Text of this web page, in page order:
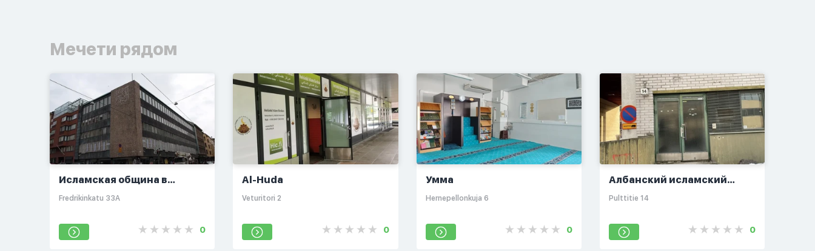
Мечети рядом
Исламская община в
Финляндии
Fredrikinkatu 33A
0
Al-Huda
Veturitori 2
0
Умма
Hernepellonkuja 6
0
Албанский исламский
центр Дитурии
Pulttitie 14
0